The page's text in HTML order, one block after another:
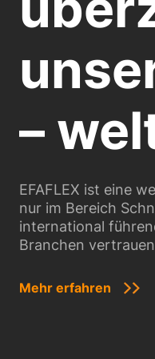
–
EFAFLEX ist eine
nur im Bereich
international
Branchen
Mehr erfahren